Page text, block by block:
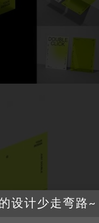
设计少走弯路~